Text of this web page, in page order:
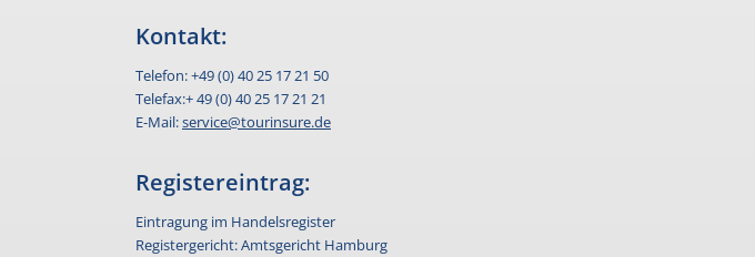
Kontakt:
Telefon: +49 (0) 40 25 17 21 50
Telefax:+ 49 (0) 40 25 17 21 21
E-Mail:service@tourinsure.de
Registereintrag:
Eintragung im Handelsregister
Registergericht: Amtsgericht Hamburg